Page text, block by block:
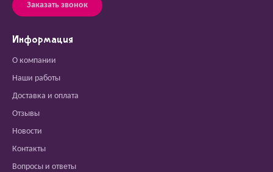
Заказать звонок
Информация
О компании
Наши работы
Доставка и оплата
Отзывы
Новости
Контакты
Вопросы и ответы